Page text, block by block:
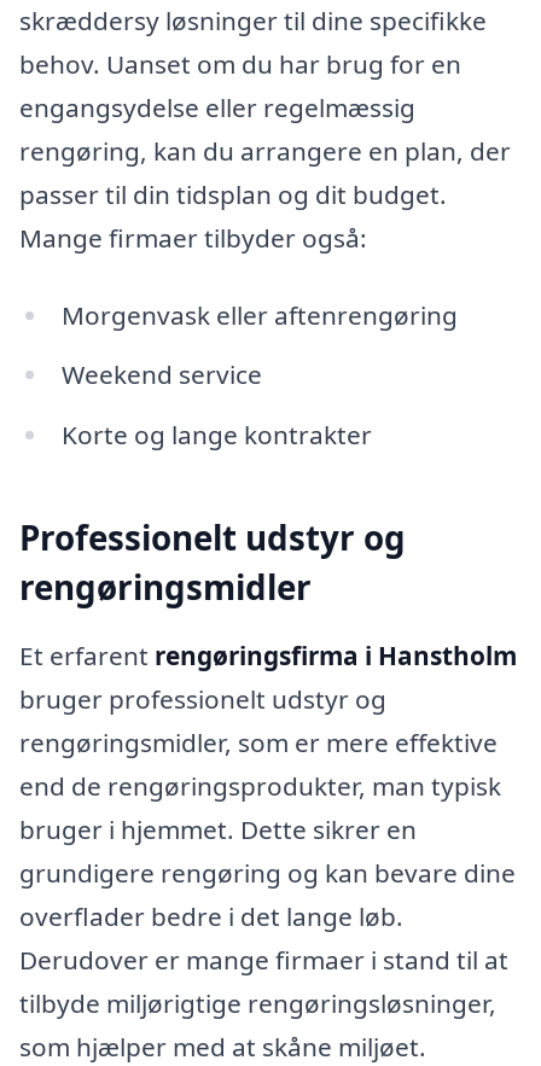
skræddersy løsninger til dine specifikke
behov. Uanset om du har brug for en
engangsydelse eller regelmæssig
rengøring, kan du arrangere en plan, der
passer til din tidsplan og dit budget.
Mange firmaer tilbyder også:
Morgenvask eller aftenrengøring
Weekend service
Korte og lange kontrakter
Professionelt udstyr og
rengøringsmidler
Et erfarent rengøringsfirma i Hanstholm
bruger professionelt udstyr og
rengøringsmidler, som er mere effektive
end de rengøringsprodukter, man typisk
bruger i hjemmet. Dette sikrer en
grundigere rengøring og kan bevare dine
overflader bedre i det lange løb.
Derudover er mange firmaer i stand til at
tilbyde miljørigtige rengøringsløsninger,
som hjælper med at skåne miljøet.